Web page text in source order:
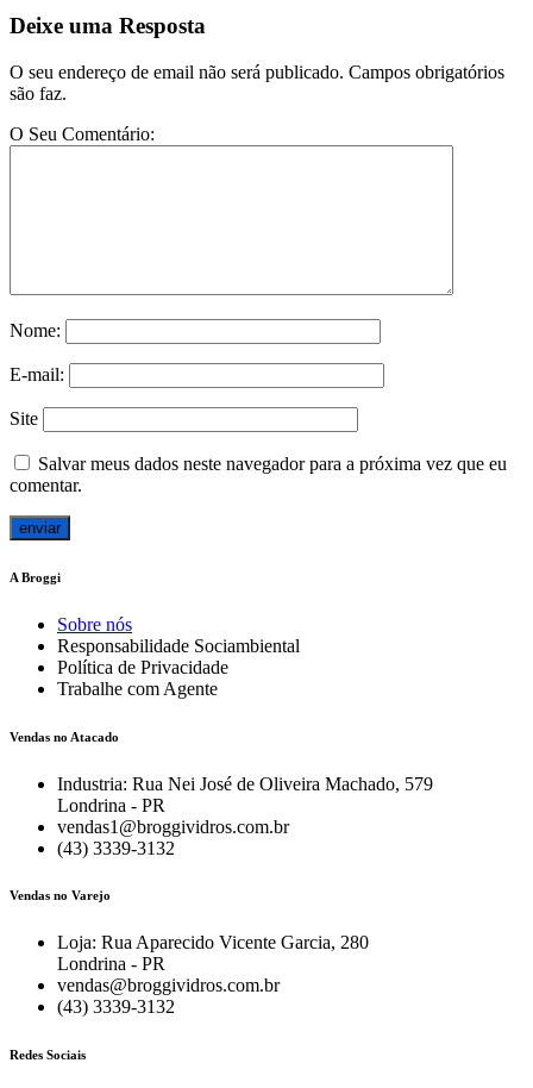
Deixe uma Resposta
O seu endereço de email não será publicado. Campos obrigatórios
são faz.
O Seu Comentário:
Nome:
E-mail:
Site
Salvar meus dados neste navegador para a próxima vez que eu
comentar.
A Broggi
Sobre nós
Responsabilidade Sociambiental
Política de Privacidade
Trabalhe com Agente
Vendas no Atacado
Industria: Rua Nei José de Oliveira Machado, 579
Londrina - PR
vendas1@broggividros.com.br
(43) 3339-3132
Vendas no Varejo
Loja: Rua Aparecido Vicente Garcia, 280
Londrina - PR
vendas@broggividros.com.br
(43) 3339-3132
Redes Sociais